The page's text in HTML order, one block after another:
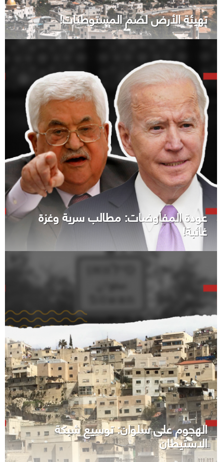
تهيئة الأرض لضم المستوطنات!
عودة المفاوضات: مطالب سرية وغزة
غائبة!
الهجوم على سلوان: توسيع شبكة
الاستيطان